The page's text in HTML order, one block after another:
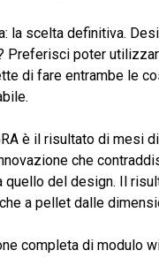
prezzo:
da
4.394,00 €
la scelta definitiva.
Preferisci poter
di fare entrambe le
è il risultato di mesi
che
quello del design. Il
a pellet dalle
completa di modulo